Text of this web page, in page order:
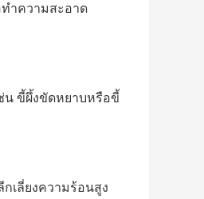
ำความสะอาด
น ขี้ผึ้งขัดหยาบหรือขี้
เลี่ยงความร้อนสูง